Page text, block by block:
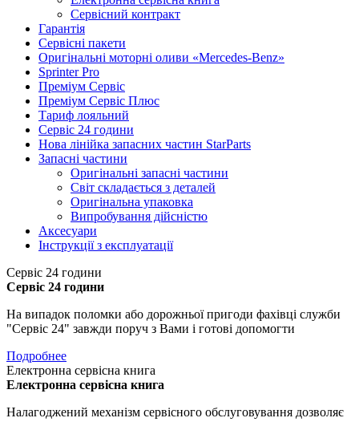
Сервісний контракт
Гарантія
Сервісні пакети
Оригінальні моторні оливи «Mercedes-Benz»
Sprinter Pro
Преміум Сервіс
Преміум Сервіс Плюс
Тариф лояльний
Сервіс 24 години
Нова лінійка запасних частин StarParts
Запасні частини
Оригінальні запасні частини
Світ складається з деталей
Оригінальна упаковка
Випробування дійсністю
Аксесуари
Інструкції з експлуатації
Сервіс 24 години
Сервіс 24 години
На випадок поломки або дорожньої пригоди фахівці служби
"Сервіс 24" завжди поруч з Вами і готові допомогти
Подробнее
Електронна сервісна книга
Електронна сервісна книга
Налагоджений механізм сервісного обслуговування дозволяє